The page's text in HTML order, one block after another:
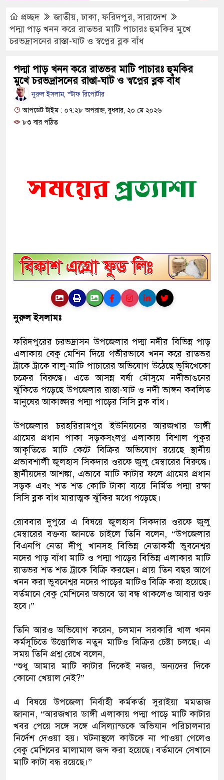
ফরিদপুরে ওজোপাডিকোর উদ্যোগে
বাংলাদেশের আকাশে রহস্যময় আলোর
যাচ্ছে
দেড় লাখ টাকার গাছ ৫০ হাজারে
ফরিদপুরে ট্রিপল মার্ডারঃ ১০ ঘণ্টায়
Hotline- +880 9617 179084
প্রচ্ছদ
জাতীয়,ঢাকা,ফরিদপুর,সারাদেশ
পদ্মা পাড় খনন করে রাতভর মাটি পাচারঃ হুমকির মুখে
চরভদ্রাসনের রাস্তা-ঘাট ও স্বপ্নের ব্লক বাঁধ
পদ্মা পাড় খনন করে রাতভর মাটি পাচারঃ হুমকির
মুখে চরভদ্রাসনের রাস্তা-ঘাট ও স্বপ্নের ব্লক বাঁধ
নুরুল ইসলাম, স্টাফ রিপোর্টার
আপডেট টাইম : ০৭:২৮ অপরাহ্ন, বুধবার, ২০ মে ২০২৬
৮৩ বার পঠিত
নুরুল ইসলামঃ
ফরিদপুরের চরভদ্রাসন উপজেলার পদ্মা নদীর বিভিন্ন পাড়
এলাকায় বেকু মেশিন দিয়ে গভীরভাবে খনন করে রাতভর
ট্রাকে ট্রাকে বালু-মাটি পাচারের অভিযোগ উঠেছে ভূমিখেকো
চক্রের বিরুদ্ধে। এতে আসন্ন বর্ষা মৌসুমে নদীভাঙনের
ঝুঁকিতে পড়েছে উপজেলার রাস্তা-ঘাট ও নদী ভাঙ্গন কবলিত
মানুষের আকাঙ্ক্ষার পদ্মা পাড়ের সিসি ব্লক বাঁধ।
উপজেলার চরহরিরামপুর ইউনিয়নের আরজখার ডাঙ্গী
গ্রামের প্রধান পাকা সড়কসংলগ্ন এলাকায় বিশাল পুকুর
আকৃতিতে মাটি কেটে বিক্রির অভিযোগ রয়েছে স্থানীয়
প্রভাবশালী জুলহাস সিকদার ওরফে জুলু মেম্বারের বিরুদ্ধে।
স্থানীয়দের আশঙ্কা, এভাবে মাটি কাটার ফলে গ্রামের প্রধান
সড়ক এবং শত শত কোটি টাকা ব্যয়ে নির্মিত পদ্মা রক্ষা
সিসি ব্লক বাঁধ মারাত্মক ঝুঁকির মধ্যে পড়েছে।
রোববার দুপুরে এ বিষয়ে জুলহাস সিকদার ওরফে জুলু
মেম্বারের বক্তব্য জানতে চাইলে তিনি বলেন, “উপজেলার
বিএনপি নেতা দীপু খানসহ বিভিন্ন নেতাকর্মী ভুবনেশ্বর
নদের পাড় বাঁধা মাটি ও পদ্মা পাড়ের বিভিন্ন এলাকার মাটি
রাতভর শত শত ট্রাকে বিক্রি করছেন। প্রায় তিন বছর আগে
খনন করা ভুবনেশ্বর নদের পাড়ের মাটিও বিক্রি করা হয়েছে।
বর্তমানে বেকু মেশিনের অভাবে তা বন্ধ থাকলেও আবার শুরু
হবে।”
তিনি আরও অভিযোগ করেন, চলমান সরকারি খাল খনন
কর্মসূচিতে উত্তোলিত নতুন মাটিও বিক্রির চেষ্টা চলছে। এ
সময় তিনি প্রশ্ন রেখে বলেন,
“শুধু আমার মাটি কাটার দিকেই নজর, অন্যদের দিকে
কোনো খেয়াল নেই?”
এ বিষয়ে উপজেলা নির্বাহী কর্মকর্তা সুরাইয়া মমতাজ
জানান, “আরজখার ডাঙ্গী এলাকায় পদ্মা পাড়ে মাটি কাটার
খবর পেয়ে সঙ্গে সঙ্গে এসিল্যান্ডকে অভিযান পরিচালনার
নির্দেশ দেওয়া হয়। ঘটনাস্থলে কাউকে না পাওয়া গেলেও
বেকু মেশিনের মালামাল জব্দ করা হয়েছে। বর্তমানে সেখানে
মাটি কাটা বন্ধ রয়েছে।”